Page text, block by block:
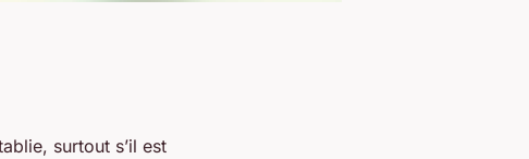
surtout s’il est